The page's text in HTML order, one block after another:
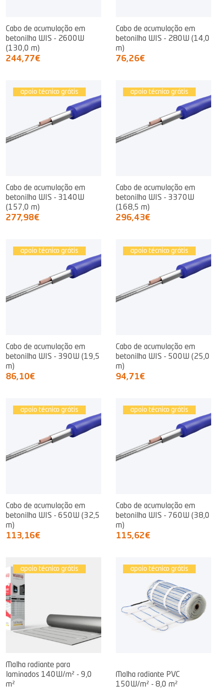
Cabo de acumulação em
betonilha WIS - 2600W
(130,0 m)
244,77€
Cabo de acumulação em
betonilha WIS - 280W (14,0
m)
76,26€
apoio técnico grátis
Cabo de acumulação em
betonilha WIS - 3140W
(157,0 m)
277,98€
apoio técnico grátis
Cabo de acumulação em
betonilha WIS - 3370W
(168,5 m)
296,43€
apoio técnico grátis
Cabo de acumulação em
betonilha WIS - 390W (19,5
m)
86,10€
apoio técnico grátis
Cabo de acumulação em
betonilha WIS - 500W (25,0
m)
94,71€
apoio técnico grátis
Cabo de acumulação em
betonilha WIS - 650W (32,5
m)
113,16€
apoio técnico grátis
Cabo de acumulação em
betonilha WIS - 760W (38,0
m)
115,62€
apoio técnico grátis
Malha radiante para
laminados 140W/m² - 9,0
m²
apoio técnico grátis
Malha radiante PVC
150W/m² - 8,0 m²